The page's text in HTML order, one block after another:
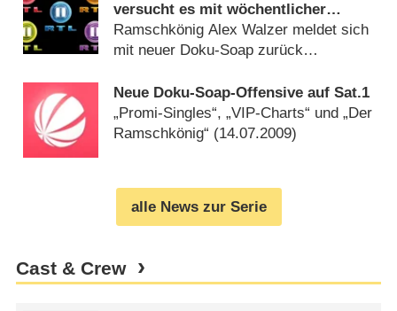
versucht es mit wöchentlicher
Rankingshow
Ramschkönig Alex Walzer meldet sich
mit neuer Doku-Soap zurück
Neue Doku-Soap-Offensive auf Sat.1
„Promi-Singles“, „VIP-Charts“ und „Der
Ramschkönig“ (14.07.2009)
alle News zur Serie
Cast & Crew